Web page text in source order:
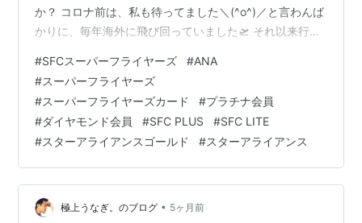
か？ コロナ前は、私も待ってました＼(^o^)／と言わんば
かりに、毎年海外に飛び回っていました🛫 それ以来行っ
しずつ旅の計画を立て始めている今日この頃です(*^-^*)
そんな中、ANAの「スーパーフライヤーズカード
（SFC）」の基準が大きく変更されたとのニュースが飛
び込んできました( ﾟДﾟ) ANAスーパーフライヤーズ
（SFC）とは、ANAの「ダイヤモンドサービス」または
「プラチナサービス…
#SFCスーパーフライヤーズ #ANA
#スーパーフライヤーズ
#スーパーフライヤーズカード #プラチナ会員
#ダイヤモンド会員 #SFC PLUS #SFC LITE
#スターアライアンスゴールド #スターアライアンス
極上うなぎ。のブログ • 5ヶ月前